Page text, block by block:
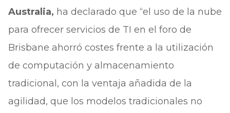
Australia, ha declarado que “el uso de la nube
para ofrecer servicios de TI en el foro de
Brisbane ahorró costes frente a la utilización
de computación y almacenamiento
tradicional, con la ventaja añadida de la
agilidad, que los modelos tradicionales no